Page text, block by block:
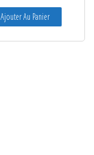
Ajouter Au Panier